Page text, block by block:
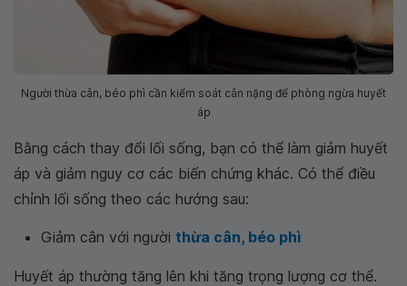
Người thừa cân, béo phì cần kiểm soát cân nặng để phòng ngừa huyết
áp
Bằng cách thay đổi lối sống, bạn có thể làm giảm huyết
áp và giảm nguy cơ các biến chứng khác. Có thể điều
chỉnh lối sống theo các hướng sau:
Giảm cân với người thừa cân, béo phì
Huyết áp thường tăng lên khi tăng trọng lượng cơ thể.